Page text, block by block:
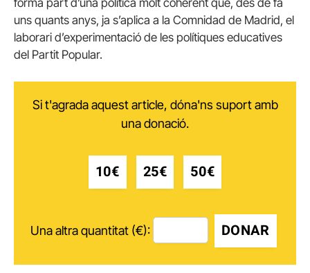
forma part d’una política molt coherent que, des de fa
uns quants anys, ja s’aplica a la Comnidad de Madrid, el
laborari d’experimentació de les polítiques educatives
del Partit Popular.
Si t'agrada aquest article, dóna'ns suport amb
una donació.
10€ 25€ 50€
Una altra quantitat (€): DONAR